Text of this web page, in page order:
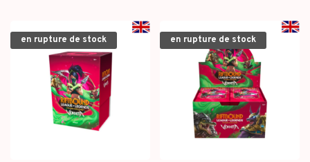
(FR)
en rupture de stock en rupture de stock